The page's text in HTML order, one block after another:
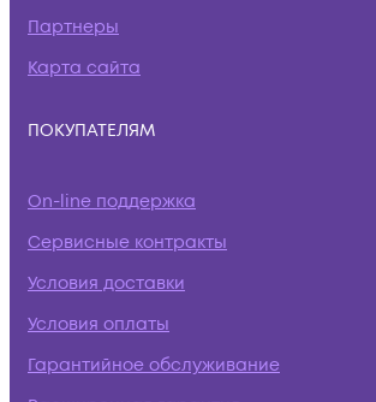
Партнеры
Карта сайта
ПОКУПАТЕЛЯМ
On-line поддержка
Сервисные контракты
Условия доставки
Условия оплаты
Гарантийное обслуживание